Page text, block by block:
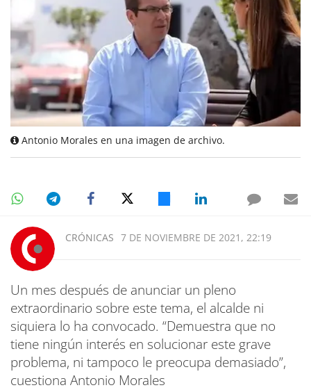
Antonio Morales en una imagen de archivo.
CRÓNICAS 7 DE NOVIEMBRE DE 2021, 22:19
Un mes después de anunciar un pleno
extraordinario sobre este tema, el alcalde ni
siquiera lo ha convocado. “Demuestra que no
tiene ningún interés en solucionar este grave
problema, ni tampoco le preocupa demasiado”,
cuestiona Antonio Morales